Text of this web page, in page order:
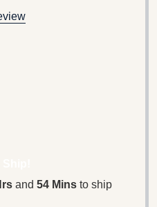
and54 Mins to ship